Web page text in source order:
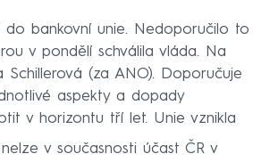
do bankovní unie. Nedoporučilo to
v pondělí schválila vláda. Na
(za ANO). Doporučuje
aspekty a dopady
v horizontu tří let. Unie vznikla
v současnosti účast ČR v